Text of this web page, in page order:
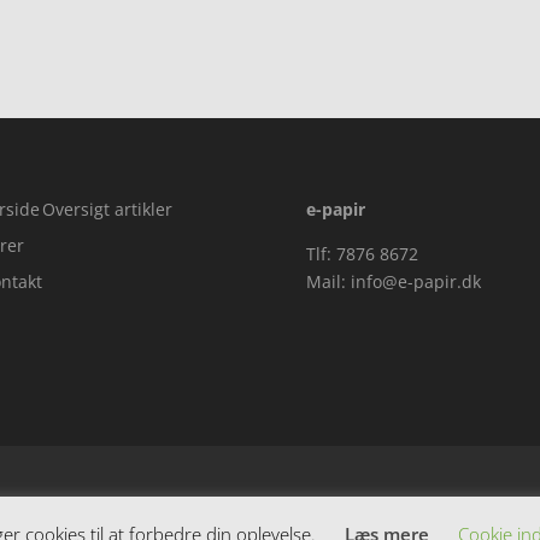
Oversigt artikler
e-papir
Tlf: 7876 8672
Mail: info@e-papir.dk
cookies til at forbedre din oplevelse. Læs mere Cookie